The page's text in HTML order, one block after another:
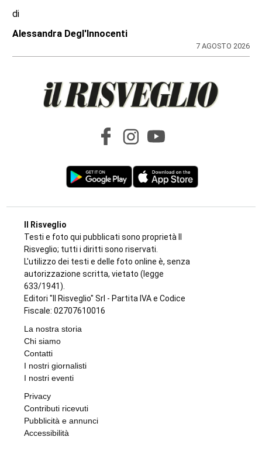
di
Alessandra Degl'Innocenti
7 AGOSTO 2026
Il Risveglio
Testi e foto qui pubblicati sono proprietà Il
Risveglio; tutti i diritti sono riservati.
L'utilizzo dei testi e delle foto online è, senza
autorizzazione scritta, vietato (legge
633/1941).
Editori "Il Risveglio" Srl - Partita IVA e Codice
Fiscale: 02707610016
La nostra storia
Chi siamo
Contatti
I nostri giornalisti
I nostri eventi
Privacy
Contributi ricevuti
Pubblicità e annunci
Accessibilità